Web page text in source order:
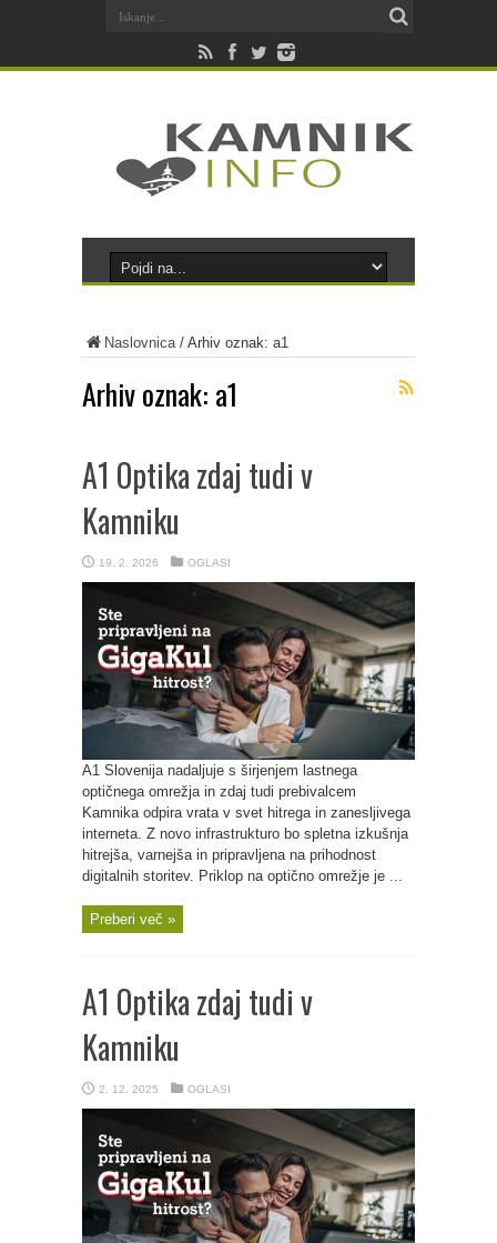
Naslovnica/ Arhiv oznak: a1
Arhiv oznak: a1
A1 Optika zdaj tudi v
Kamniku
19. 2. 2026 OGLASI
A1 Slovenija nadaljuje s širjenjem lastnega
optičnega omrežja in zdaj tudi prebivalcem
Kamnika odpira vrata v svet hitrega in zanesljivega
interneta. Z novo infrastrukturo bo spletna izkušnja
hitrejša, varnejša in pripravljena na prihodnost
digitalnih storitev. Priklop na optično omrežje je ...
Preberi več »
A1 Optika zdaj tudi v
Kamniku
2. 12. 2025 OGLASI